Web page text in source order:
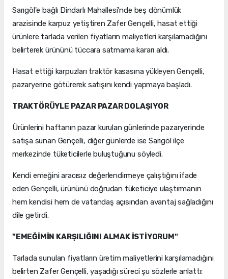
Sarıgöl'e bağlı Dindarlı Mahallesi'nde beş dönümlük
arazisinde karpuz yetiştiren Zafer Gençelli, hasat ettiği
ürünlere tarlada verilen fiyatların maliyetleri karşılamadığını
belirterek ürününü tüccara satmama kararı aldı.
Hasat ettiği karpuzları traktör kasasına yükleyen Gençelli,
pazaryerine götürerek satışını kendi yapmaya başladı.
TRAKTÖRÜYLE PAZAR PAZAR DOLAŞIYOR
Ürünlerini haftanın pazar kurulan günlerinde pazaryerinde
satışa sunan Gençelli, diğer günlerde ise Sarıgöl ilçe
merkezinde tüketicilerle buluştuğunu söyledi.
Kendi emeğini aracısız değerlendirmeye çalıştığını ifade
eden Gençelli, ürününü doğrudan tüketiciye ulaştırmanın
hem kendisi hem de vatandaş açısından avantaj sağladığını
dile getirdi.
"EMEĞİMİN KARŞILIĞINI ALMAK İSTİYORUM"
Tarlada sunulan fiyatların üretim maliyetlerini karşılamadığını
belirten Zafer Gençelli, yaşadığı süreci şu sözlerle anlattı: